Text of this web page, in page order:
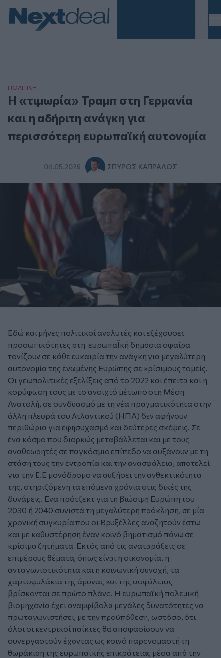
ΠΟΛΙΤΙΚΗ
H «τιμωρία» Τραμπ στη Γερμανία
και η αδήριτη ανάγκη για
περισσότερη ευρωπαϊκή αυτονομία
04.05.2026 ΣΠΎΡΟΣ ΚΑΠΡΆΛΟΣ
Εδώ και μήνες πολιτικοί αναλυτές και εξέχουσες
προσωπικότητες στη ευρωπαΪκή δημόσια σφαίρα
τονίζουν σε κάθε ευκαιρία την ανάγκη για μεγαλύτερη
αυτονομία της ενωμένης Ευρώπης σε κρίσιμους τομείς.
Οι γεωπολιτικές εξελίξεις από το 2022 και έπειτα και η
κορύφωση τους με το ανοιχτό μέτωπο στη Μέση
Ανατολή, σε συνδυασμό με τη νέα πραγματικότητα στην
άλλη πλευρά του Ατλαντικού (ΗΠΑ) δεν αφήνουν
περιθώρια για εφησυχασμό και δεύτερες σκέψεις. Σε
ένα κόσμο που διαρκώς μεταβάλλεται και με τους
αναθεωρητές σε παγκόσμιο επίπεδο να αυξάνουν με τη
στάση τους την εντροπία και την ανασφάλεια, αποτελεί
για την Ε.Ε μονόδρομο να αυξήσει την ανθεκτικότητα
της, στηριζόμενη τα επόμενα χρόνια στις δικές της
δυνάμεις. Ενα πρότζεκτ για τη βιώσιμη Ευρώπη του
2030 ή 2040 συνιστά τη μεγαλύτερη πρόκληση, σε μία
χρονική συγκυρία που οι Βρυξέλλες αναζητούν έστω
και με καθυστέρηση έναν κοινό βηματισμό πάνω σε
κρίσιμα ζητήματα. Εκτός από τις αναταράξεις σε
επιμέρους θέματα, όπως είναι η οικονομία, η
ανταγωνιστικότητα και η κοινωνική συνοχή, τα
χαρτοφυλάκια της άμυνας και της ασφάλειας
βρίσκονται σε πρώτο πλάνο. Η ευρωπαϊκή πολεμική
βιομηχανία έχει αναμφίβολα μεγάλες δυνατότητες να
πρωταγωνιστήσει, με την προϋπόθεση, ωστόσο, ότι
όλοι οι κεντρικοί παίκτες θα αποφασίσουν να
συνεργαστούν έχοντας ως κοινό παρονομαστή τη
θωράκιση της ευρωπαϊκής επικράτειας μέσα από την